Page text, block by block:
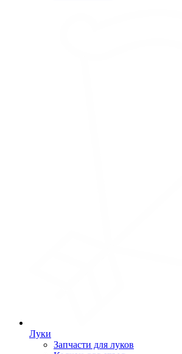
Луки
Запчасти для луков